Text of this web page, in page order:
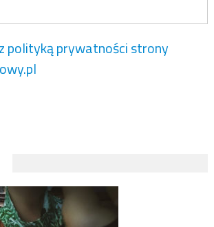
polityką prywatności strony